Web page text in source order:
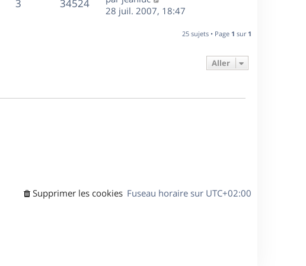
g
e
s
s
m
p
e
i
3 34524
e
28 juil. 2007, 18:47
25 sujets • Page 1 sur 1
Aller
Fuseau horaire sur UTC+02:00
Supprimer les cookies